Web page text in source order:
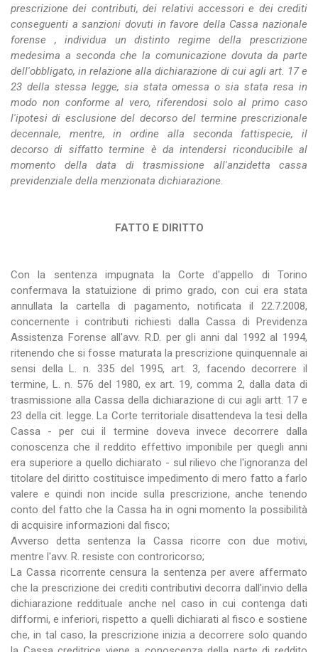
prescrizione dei contributi, dei relativi accessori e dei crediti
conseguenti a sanzioni dovuti in favore della Cassa nazionale
forense , individua un distinto regime della prescrizione
medesima a seconda che la comunicazione dovuta da parte
dell'obbligato, in relazione alla dichiarazione di cui agli art. 17 e
23 della stessa legge, sia stata omessa o sia stata resa in
modo non conforme al vero, riferendosi solo al primo caso
l'ipotesi di esclusione del decorso del termine prescrizionale
decennale, mentre, in ordine alla seconda fattispecie, il
decorso di siffatto termine è da intendersi riconducibile al
momento della data di trasmissione all'anzidetta cassa
previdenziale della menzionata dichiarazione.
FATTO E DIRITTO
Con la sentenza impugnata la Corte d'appello di Torino
confermava la statuizione di primo grado, con cui era stata
annullata la cartella di pagamento, notificata il 22.7.2008,
concernente i contributi richiesti dalla Cassa di Previdenza
Assistenza Forense all'avv. R.D. per gli anni dal 1992 al 1994,
ritenendo che si fosse maturata la prescrizione quinquennale ai
sensi della L. n. 335 del 1995, art. 3, facendo decorrere il
termine, L. n. 576 del 1980, ex art. 19, comma 2, dalla data di
trasmissione alla Cassa della dichiarazione di cui agli artt. 17 e
23 della cit. legge. La Corte territoriale disattendeva la tesi della
Cassa - per cui il termine doveva invece decorrere dalla
conoscenza che il reddito effettivo imponibile per quegli anni
era superiore a quello dichiarato - sul rilievo che l'ignoranza del
titolare del diritto costituisce impedimento di mero fatto a farlo
valere e quindi non incide sulla prescrizione, anche tenendo
conto del fatto che la Cassa ha in ogni momento la possibilità
di acquisire informazioni dal fisco;
Avverso detta sentenza la Cassa ricorre con due motivi,
mentre l'avv. R. resiste con controricorso;
La Cassa ricorrente censura la sentenza per avere affermato
che la prescrizione dei crediti contributivi decorra dall'invio della
dichiarazione reddituale anche nel caso in cui contenga dati
difformi, e inferiori, rispetto a quelli dichiarati al fisco e sostiene
che, in tal caso, la prescrizione inizia a decorrere solo quando